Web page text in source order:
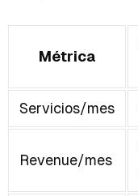
Métrica
Servicios/mes
Revenue/mes